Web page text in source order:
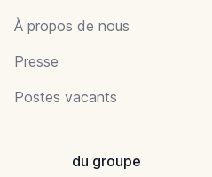
À propos de nous
Presse
Postes vacants
du groupe